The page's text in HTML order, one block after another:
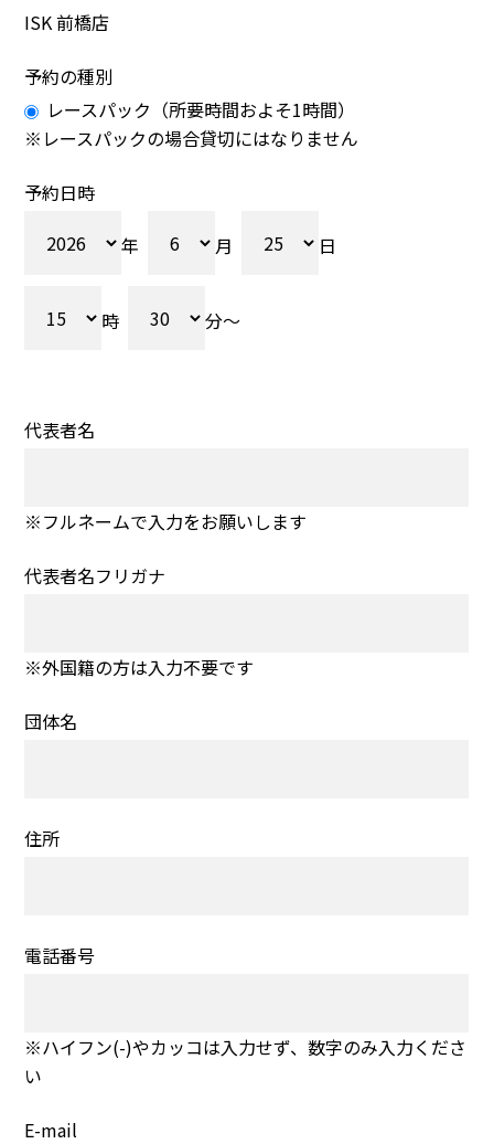
ISK 前橋店
予約の種別
レースパック（所要時間およそ1時間）
※レースパックの場合貸切にはなりません
予約日時
年 月 日
時 分～
代表者名
※フルネームで入力をお願いします
代表者名フリガナ
※外国籍の方は入力不要です
団体名
住所
電話番号
※ハイフン(-)やカッコは入力せず、数字のみ入力くださ
い
E-mail